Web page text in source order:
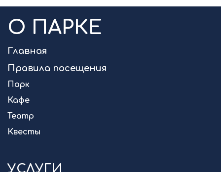
О ПАРКЕ
Главная
Правила посещения
Парк
Кафе
Театр
Квесты
УСЛУГИ